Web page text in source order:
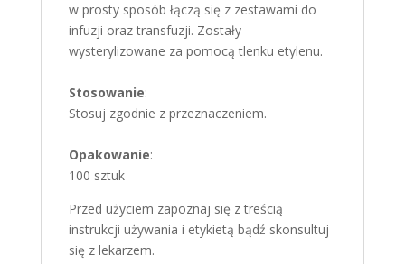
w prosty sposób łączą się z zestawami do
infuzji oraz transfuzji. Zostały
wysterylizowane za pomocą tlenku etylenu.
Stosowanie:
Stosuj zgodnie z przeznaczeniem.
Opakowanie:
100 sztuk
Przed użyciem zapoznaj się z treścią
instrukcji używania i etykietą bądź skonsultuj
się z lekarzem.